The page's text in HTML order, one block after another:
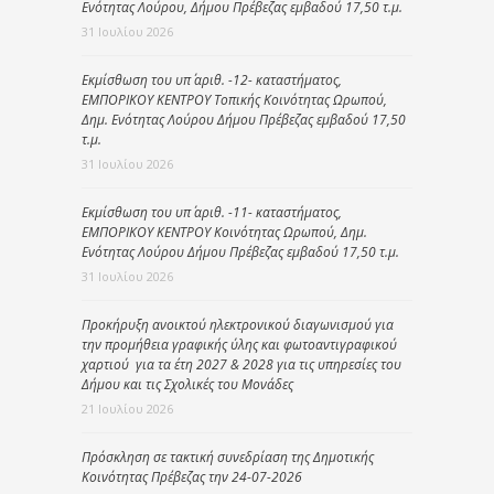
Ενότητας Λούρου, Δήμου Πρέβεζας εμβαδού 17,50 τ.μ.
31 Ιουλίου 2026
Εκμίσθωση του υπ΄ αριθ. -12- καταστήματος,
ΕΜΠΟΡΙΚΟΥ ΚΕΝΤΡΟΥ Τοπικής Κοινότητας Ωρωπού,
Δημ. Ενότητας Λούρου Δήμου Πρέβεζας εμβαδού 17,50
τ.μ.
31 Ιουλίου 2026
Εκμίσθωση του υπ΄ αριθ. -11- καταστήματος,
ΕΜΠΟΡΙΚΟΥ ΚΕΝΤΡΟΥ Κοινότητας Ωρωπού, Δημ.
Ενότητας Λούρου Δήμου Πρέβεζας εμβαδού 17,50 τ.μ.
31 Ιουλίου 2026
Προκήρυξη ανοικτού ηλεκτρονικού διαγωνισμού για
την προμήθεια γραφικής ύλης και φωτοαντιγραφικού
χαρτιού για τα έτη 2027 & 2028 για τις υπηρεσίες του
Δήμου και τις Σχολικές του Μονάδες
21 Ιουλίου 2026
Πρόσκληση σε τακτική συνεδρίαση της Δημοτικής
Κοινότητας Πρέβεζας την 24-07-2026